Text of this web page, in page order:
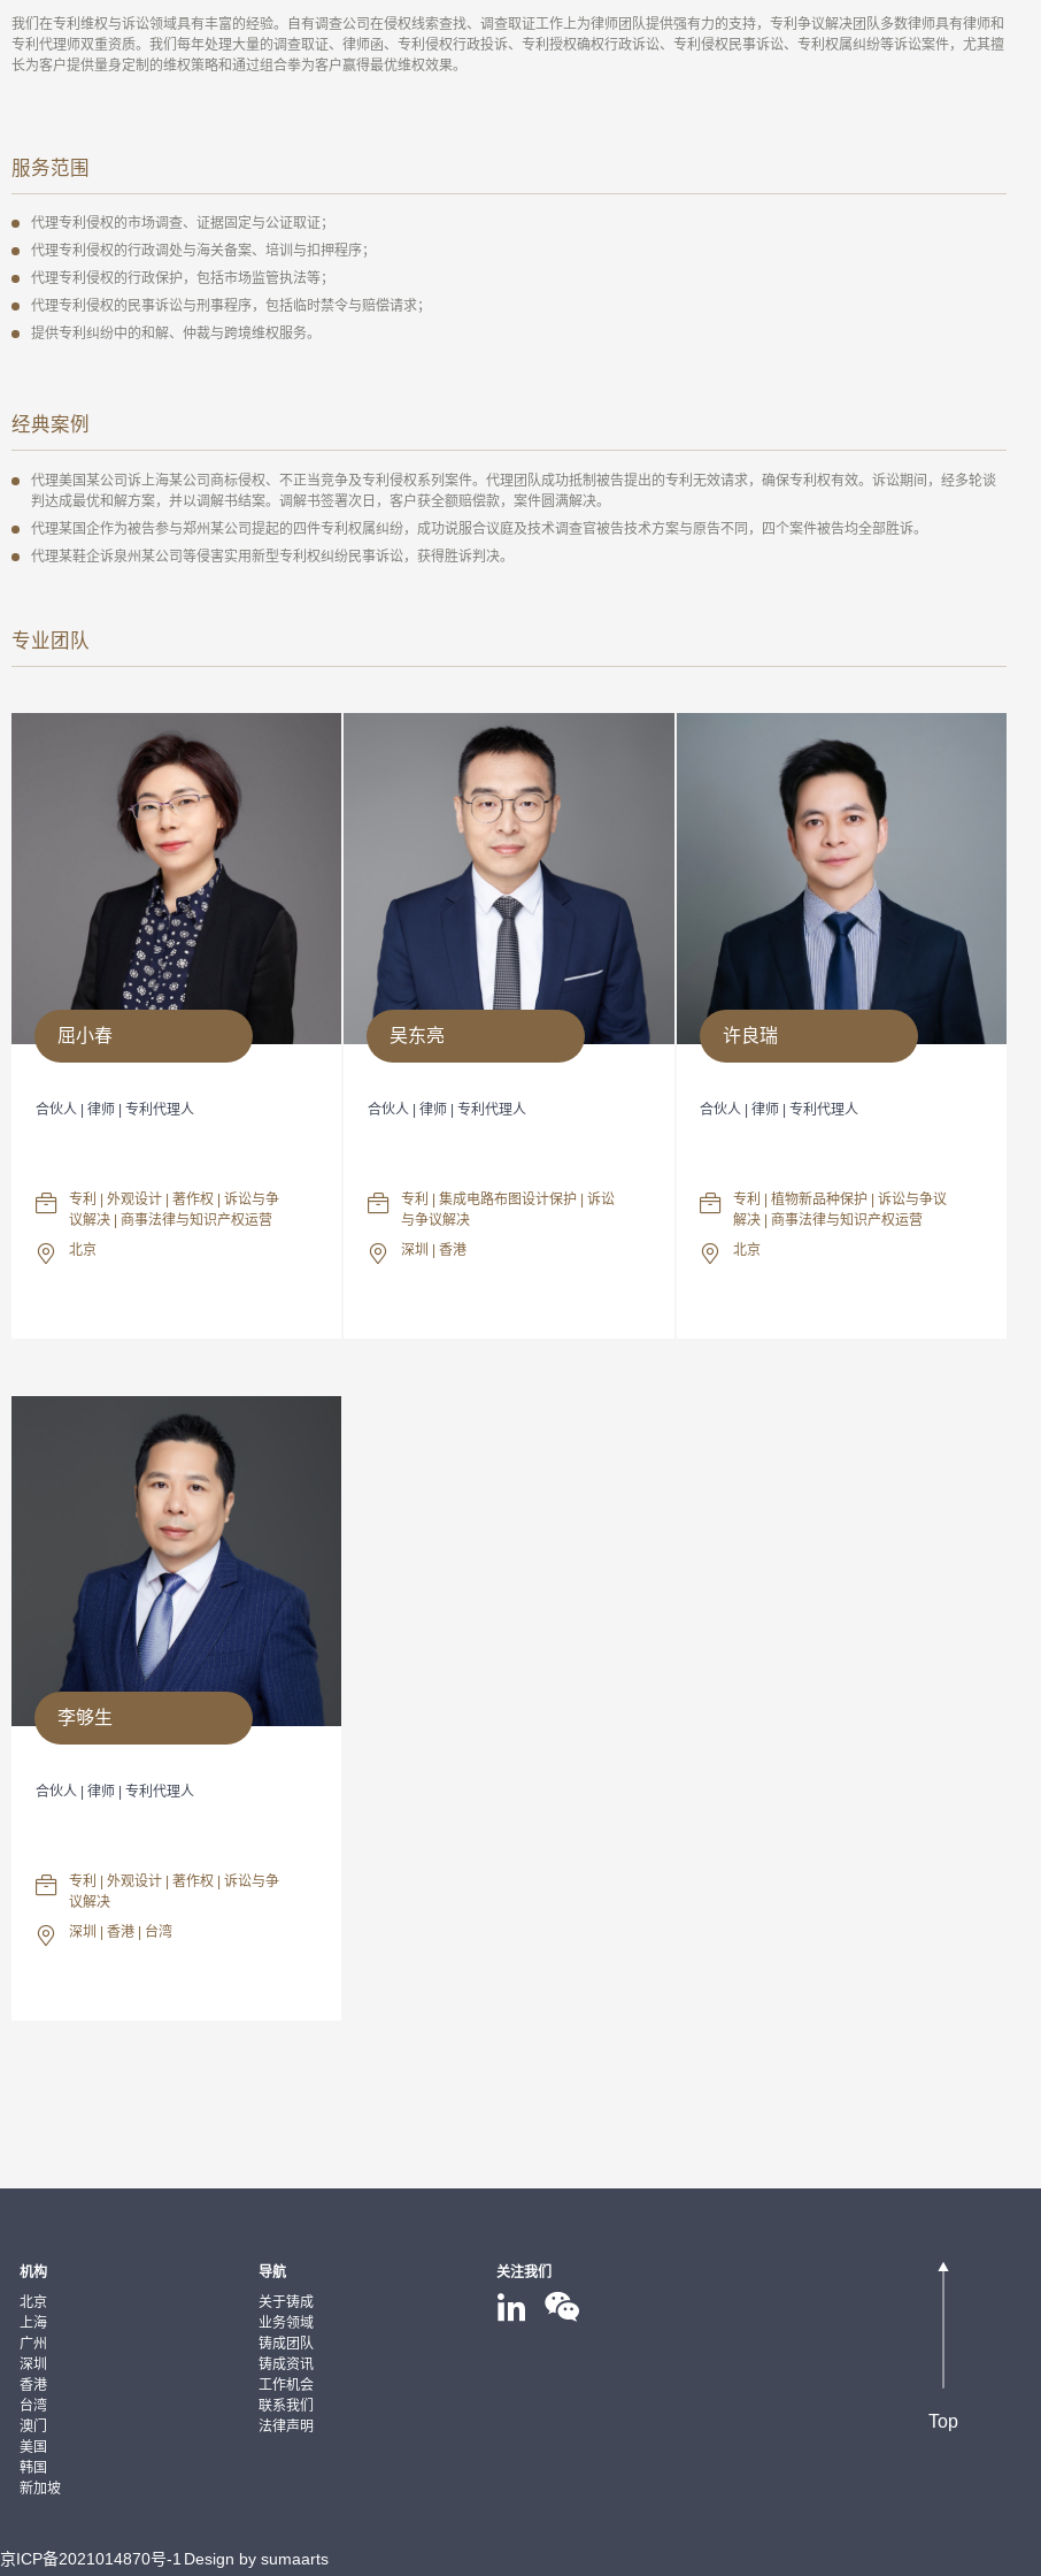
我们在专利维权与诉讼领域具有丰富的经验。自有调查公司在侵权线索查找、调查取证工作上为律师团队提供强有力的支持，专利争议解决团队多数律师具有律师和
专利代理师双重资质。我们每年处理大量的调查取证、律师函、专利侵权行政投诉、专利授权确权行政诉讼、专利侵权民事诉讼、专利权属纠纷等诉讼案件，尤其擅
长为客户提供量身定制的维权策略和通过组合拳为客户赢得最优维权效果。
服务范围
代理专利侵权的市场调查、证据固定与公证取证；
代理专利侵权的行政调处与海关备案、培训与扣押程序；
代理专利侵权的行政保护，包括市场监管执法等；
代理专利侵权的民事诉讼与刑事程序，包括临时禁令与赔偿请求；
提供专利纠纷中的和解、仲裁与跨境维权服务。
经典案例
代理美国某公司诉上海某公司商标侵权、不正当竞争及专利侵权系列案件。代理团队成功抵制被告提出的专利无效请求，确保专利权有效。诉讼期间，经多轮谈
判达成最优和解方案，并以调解书结案。调解书签署次日，客户获全额赔偿款，案件圆满解决。
代理某国企作为被告参与郑州某公司提起的四件专利权属纠纷，成功说服合议庭及技术调查官被告技术方案与原告不同，四个案件被告均全部胜诉。
代理某鞋企诉泉州某公司等侵害实用新型专利权纠纷民事诉讼，获得胜诉判决。
专业团队
屈小春
合伙人 | 律师 | 专利代理人
专利 | 外观设计 | 著作权 | 诉讼与争
议解决 | 商事法律与知识产权运营
北京
吴东亮
合伙人 | 律师 | 专利代理人
专利 | 集成电路布图设计保护 | 诉讼
与争议解决
深圳 | 香港
许良瑞
合伙人 | 律师 | 专利代理人
专利 | 植物新品种保护 | 诉讼与争议
解决 | 商事法律与知识产权运营
北京
李够生
合伙人 | 律师 | 专利代理人
专利 | 外观设计 | 著作权 | 诉讼与争
议解决
深圳 | 香港 | 台湾
机构
北京
上海
广州
深圳
香港
台湾
澳门
美国
韩国
新加坡
导航
关于铸成
业务领域
铸成团队
铸成资讯
工作机会
联系我们
法律声明
关注我们
Top
京ICP备2021014870号-1 Design by sumaarts